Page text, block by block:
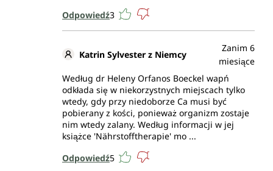
Odpowiedź3
Katrin Sylvester z Niemcy
Zanim 6
miesiące
Według dr Heleny Orfanos Boeckel wapń
odkłada się w niekorzystnych miejscach tylko
wtedy, gdy przy niedoborze Ca musi być
pobierany z kości, ponieważ organizm zostaje
nim wtedy zalany. Według informacji w jej
książce 'Nährstofftherapie' mo ...
Odpowiedź5